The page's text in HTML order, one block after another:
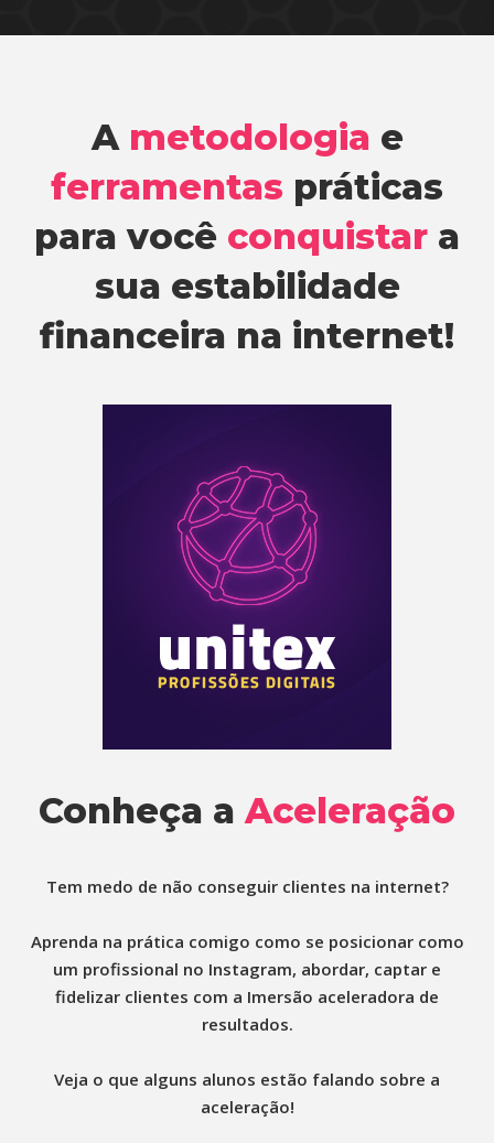
A metodologia e
ferramentas práticas
para você conquistar a
sua estabilidade
financeira na internet!
Conheça aAceleração
Tem medo de não conseguir clientes na internet?
Aprenda na prática comigo como se posicionar como
um profissional no Instagram, abordar, captar e
fidelizar clientes com a Imersão aceleradora de
resultados.
Veja o que alguns alunos estão falando sobre a
aceleração!